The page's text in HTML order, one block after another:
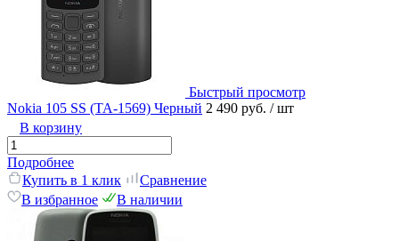
Быстрый просмотр
Nokia 105 SS (TA-1569) Черный 2 490 руб. / шт
В корзину
Подробнее
Купить в 1 клик
Сравнение
В избранное
В наличии